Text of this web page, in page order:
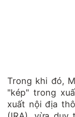
Trong khi đó,
"kép" trong
xuất nội địa